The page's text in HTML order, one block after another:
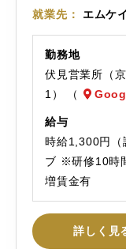
就業先 エムケ
勤務地
伏見営業所（
1） （
給与
時給1,300円（
ブ ※研修10時
増賃金有
詳しく見